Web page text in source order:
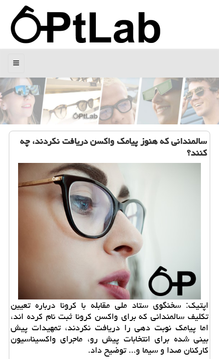
منو
سالمندانی كه هنوز پیامك واكسن دریافت نكردند، چه
كنند؟
اپتیک: سخنگوی ستاد ملی مقابله با کرونا درباره تعیین
تکلیف سالمندانی که برای واکسن کرونا ثبت نام کرده اند،
اما پیامک نوبت دهی را دریافت نکردند، تمهیدات پیش
بینی شده برای انتخابات پیش رو، ماجرای واکسیناسیون
کارکنان صدا و سیما و... توضیح داد.